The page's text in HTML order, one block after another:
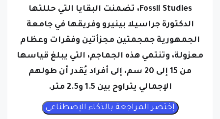
الدكتورة جراسيلا بينيرو وفريقها في جامعة
الجمهورية جمجمتين مجزأتين وفقرات وعظام
معزولة، وتنتمي هذه الجماجم، التي يبلغ قياسها
من 15 إلى 20 سم، إلى أفراد يُقدر أن طولهم
الإجمالي يتراوح بين 1.5 و2.5 متر.
ويتحدى هذا الاكتشاف التفسيرات السابقة